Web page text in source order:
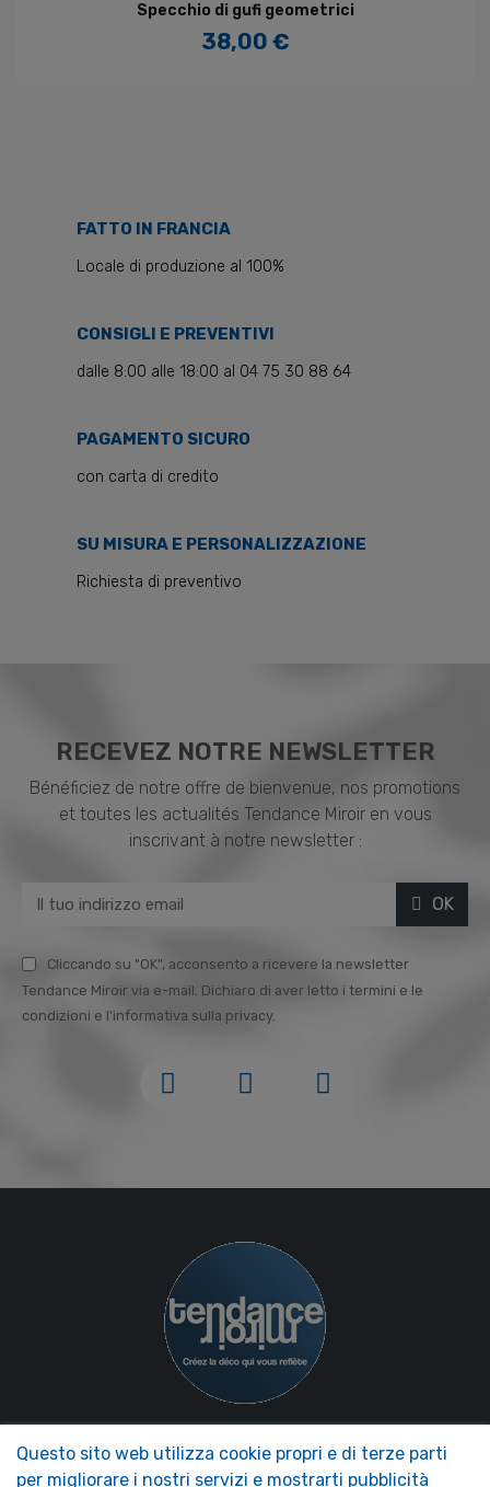
Specchio di gufi geometrici
Prezzo
38,00 €
FATTO IN FRANCIA
Locale di produzione al 100%
CONSIGLI E PREVENTIVI
dalle 8:00 alle 18:00 al 04 75 30 88 64
PAGAMENTO SICURO
con carta di credito
SU MISURA E PERSONALIZZAZIONE
Richiesta di preventivo
RECEVEZ NOTRE NEWSLETTER
Bénéficiez de notre offre de bienvenue, nos promotions
et toutes les actualités Tendance Miroir en vous
inscrivant à notre newsletter :
OK
Cliccando su "OK", acconsento a ricevere la newsletter
Tendance Miroir via e-mail. Dichiaro di aver letto i termini e le
condizioni e l'informativa sulla privacy.
Accessori Specchi
Trend Presentazione Specchio
Questo sito web utilizza cookie propri e di terze parti
per migliorare i nostri servizi e mostrarti pubblicità